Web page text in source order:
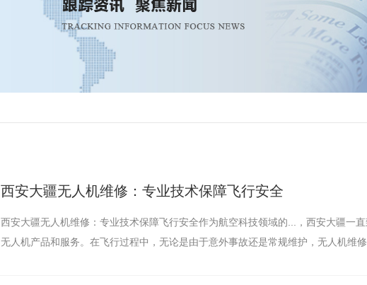
西安大疆无人机维修：专业技术保障飞行安全
西安大疆无人机维修：专业技术保障飞行安全作为航空科技领域的...，西安大疆一
无人机产品和服务。在飞行过程中，无论是由于意外事故还是常规维护，无人机维